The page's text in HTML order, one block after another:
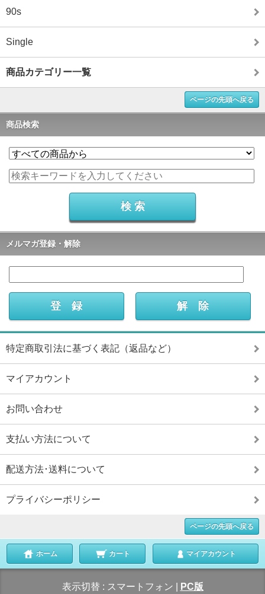
90s
Single
商品カテゴリー一覧
ページの先頭へ戻る
商品検索
メルマガ登録・解除
特定商取引法に基づく表記（返品など）
マイアカウント
お問い合わせ
支払い方法について
配送方法･送料について
プライバシーポリシー
ページの先頭へ戻る
ホーム カート マイアカウント
表示切替 : スマートフォン PC版